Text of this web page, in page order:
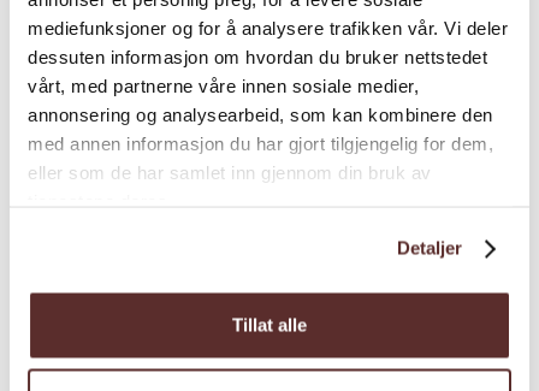
mediefunksjoner og for å analysere trafikken vår. Vi deler
dessuten informasjon om hvordan du bruker nettstedet
vårt, med partnerne våre innen sosiale medier,
annonsering og analysearbeid, som kan kombinere den
med annen informasjon du har gjort tilgjengelig for dem,
eller som de har samlet inn gjennom din bruk av
Detaljer
Tillat alle